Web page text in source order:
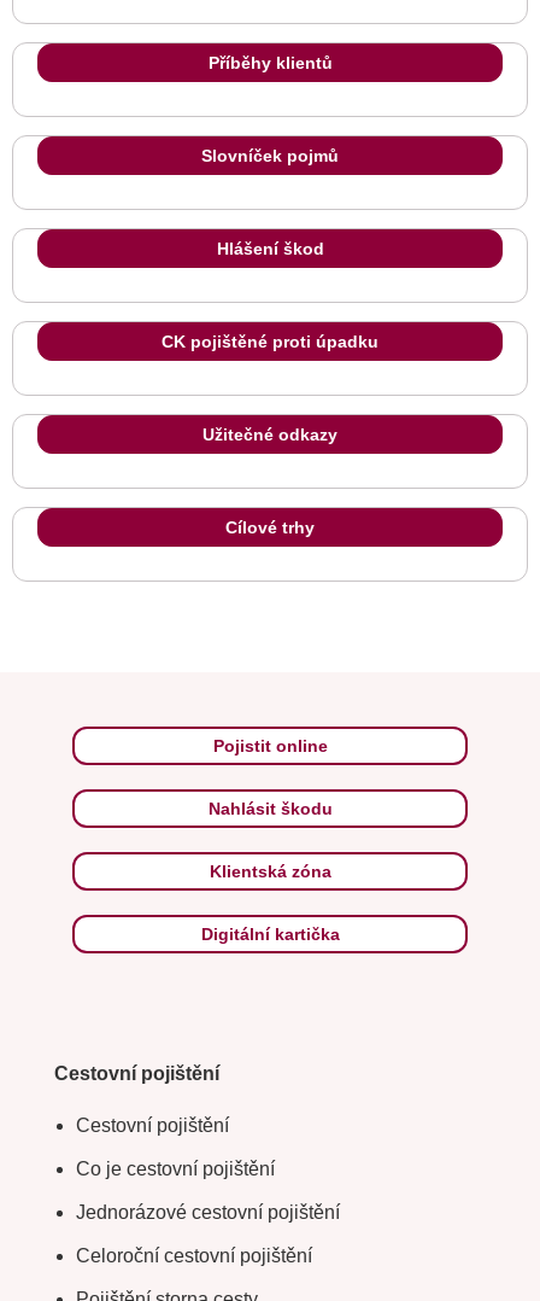
Příběhy klientů
Slovníček pojmů
Hlášení škod
CK pojištěné proti úpadku
Užitečné odkazy
Cílové trhy
Pojistit online
Nahlásit škodu
Klientská zóna
Digitální kartička
Cestovní pojištění
Cestovní pojištění
Co je cestovní pojištění
Jednorázové cestovní pojištění
Celoroční cestovní pojištění